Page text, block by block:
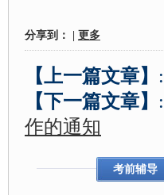
分享到： 更多
【上一篇文章】 :
【下一篇文章】 :
作的通知
考前辅导